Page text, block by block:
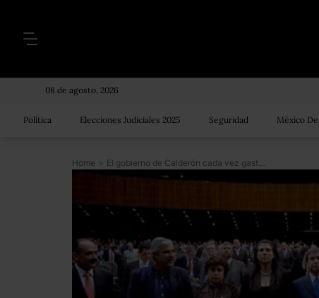
08 de agosto, 2026
Política Elecciones Judiciales 2025 Seguridad México
Home > El gobierno de Calderón cada vez gasta más y los ingresos no aumentan a ese ritmo: ASF